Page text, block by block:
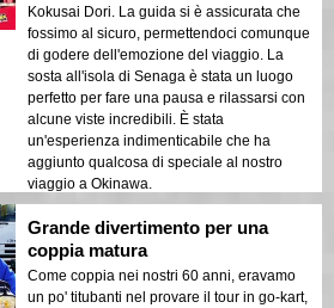
Kokusai Dori. La guida si è assicurata che
fossimo al sicuro, permettendoci comunque
di godere dell'emozione del viaggio. La
sosta all'isola di Senaga è stata un luogo
perfetto per fare una pausa e rilassarsi con
alcune viste incredibili. È stata
un'esperienza indimenticabile che ha
aggiunto qualcosa di speciale al nostro
viaggio a Okinawa.
Grande divertimento per una
coppia matura
Come coppia nei nostri 60 anni, eravamo
un po' titubanti nel provare il tour in go-kart,